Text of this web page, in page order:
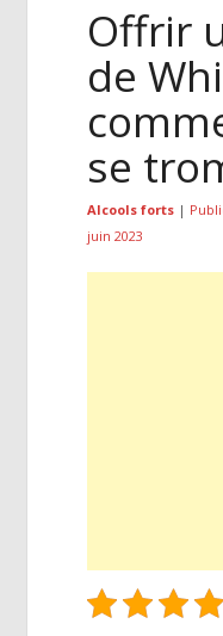
Offrir
de
se
Alcools forts |
juin 2023